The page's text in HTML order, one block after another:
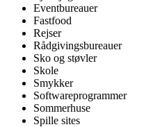
Eventbureauer
Fastfood
Rejser
Rådgivingsbureauer
Sko og støvler
Skole
Smykker
Softwareprogrammer
Sommerhuse
Spille sites